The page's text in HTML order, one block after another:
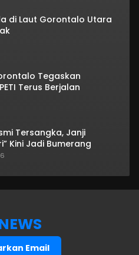
di Laut Gorontalo Utara
Tegaskan
Terus Berjalan
Tersangka, Janji
Kini Jadi Bumerang
Email